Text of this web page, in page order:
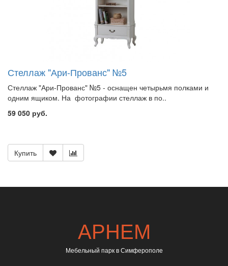
Стеллаж "Ари-Прованс" №5
Стеллаж "Ари-Прованс" №5 - оснащен четырьмя полками и
одним ящиком. На фотографии стеллаж в по..
59 050 руб.
Купить
АРНЕМ
Мебельный парк в Симферополе